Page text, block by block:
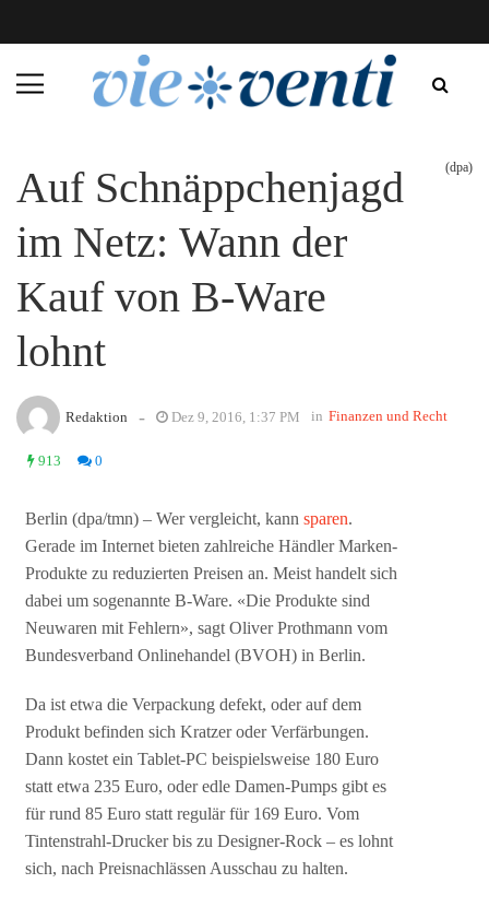
Auf Schnäppchenjagd
im Netz: Wann der
Kauf von B-Ware
lohnt
(dpa)
Redaktion - Dez 9, 2016, 1:37 PM in Finanzen und Recht
913 0
Berlin (dpa/tmn) – Wer vergleicht, kannsparen.
Gerade im Internet bieten zahlreiche Händler Marken-
Produkte zu reduzierten Preisen an. Meist handelt sich
dabei um sogenannte B-Ware. «Die Produkte sind
Neuwaren mit Fehlern», sagt Oliver Prothmann vom
Bundesverband Onlinehandel (BVOH) in Berlin.
Da ist etwa die Verpackung defekt, oder auf dem
Produkt befinden sich Kratzer oder Verfärbungen.
Dann kostet ein Tablet-PC beispielsweise 180 Euro
statt etwa 235 Euro, oder edle Damen-Pumps gibt es
für rund 85 Euro statt regulär für 169 Euro. Vom
Tintenstrahl-Drucker bis zu Designer-Rock – es lohnt
sich, nach Preisnachlässen Ausschau zu halten.